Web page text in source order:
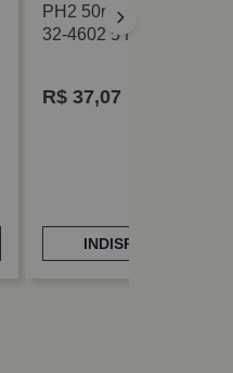
PH2 50mm 5 Peças 48-
32-4602 5 Milwaukee
R$ 37,07
INDISPONÍVEL